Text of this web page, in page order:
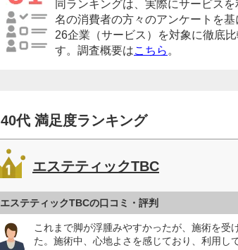
同ランキングは、実際にサービス
名の消費者の方々のアンケートを基
26企業（サービス）を対象に徹底比
す。調査概要はこちら 。
40代 満足度ランキング
エステティックTBC
エステティックTBCの口コミ・評判
これまで脚が浮腫みやすかったが、施術を受
た。施術中、心地よさを感じており、利用し